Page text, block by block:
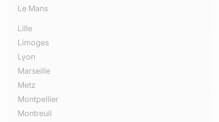
Le Mans
Lille
Limoges
Lyon
Marseille
Metz
Montpellier
Montreuil